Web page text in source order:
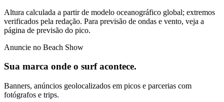
Altura calculada a partir de modelo oceanográfico global; extremos
verificados pela redação. Para previsão de ondas e vento, veja a
página de previsão do pico.
Anuncie no Beach Show
Sua marca onde o surf acontece.
Banners, anúncios geolocalizados em picos e parcerias com
fotógrafos e trips.